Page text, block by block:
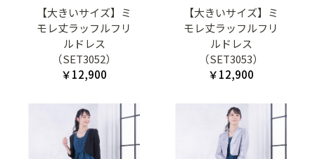
【大きいサイズ】ミ
モレ丈ラッフルフリ
ルドレス
（SET3052）
￥12,900
【大きいサイズ】ミ
モレ丈ラッフルフリ
ルドレス
（SET3053）
￥12,900